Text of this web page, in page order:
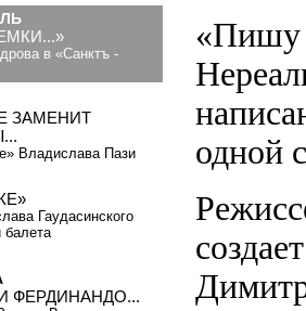
«Пишу
одной
в «Санктъ -
ЗАМЕНИТ
Владислава Пази
Гаудасинского
ФЕРДИНАНДО...